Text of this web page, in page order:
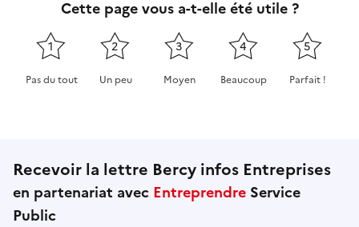
Cette page vous a-t-elle été utile ?
1
Pas du tout
2
Un peu
3
Moyen
4
Beaucoup
5
Parfait !
Recevoir la lettre Bercy infos Entreprises
en partenariat avec Entreprendre Service
Public